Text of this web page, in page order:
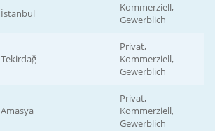
İstanbul
Kommerziell,
Gewerblich
Tekirdağ
Privat,
Kommerziell,
Gewerblich
Amasya
Privat,
Kommerziell,
Gewerblich